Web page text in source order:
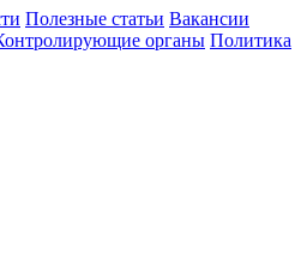
Полезные статьи Вакансии
органы Политика